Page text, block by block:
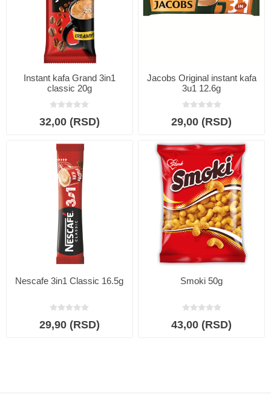
Instant kafa Grand 3in1
classic 20g
32,00 (RSD)
Jacobs Original instant kafa
3u1 12.6g
29,00 (RSD)
Nescafe 3in1 Classic 16.5g
29,90 (RSD)
Smoki 50g
43,00 (RSD)